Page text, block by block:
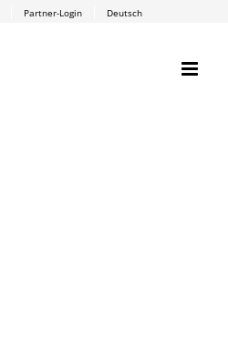
Partner-Login Deutsch